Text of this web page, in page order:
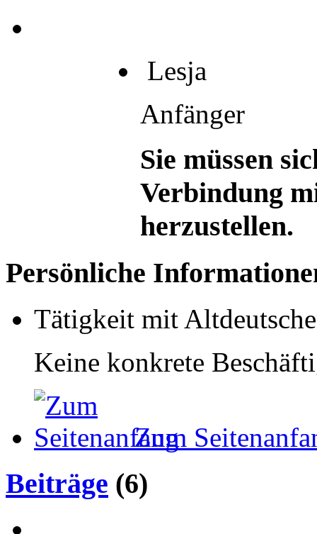
Lesja
Anfänger
Sie müssen
Verbindung
herzustellen.
Persönliche
Tätigkeit mit
Keine konkrete
Zum
Beiträge (6)